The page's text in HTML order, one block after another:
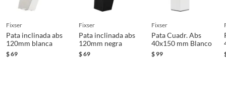
fixser
Pata inclinada abs
120mm blanca
$69
fixser
Pata inclinada abs
120mm negra
$69
fixser
Pata Cuadr. Abs
40x150 mm Blanco
$99